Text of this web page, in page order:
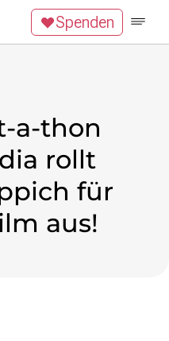
Spenden
a-thon
rollt
für
aus!